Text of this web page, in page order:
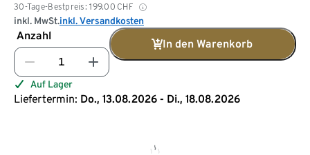
30-Tage-Bestpreis: 199.00 CHF
inkl. MwSt.inkl. Versandkosten
Anzahl
In den Warenkorb
Auf Lager
Liefertermin: Do., 13.08.2026 - Di., 18.08.2026